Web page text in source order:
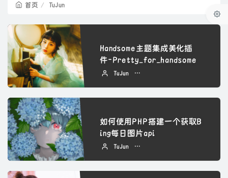
首页 TuJun
Handsome主题集成美化插
件-Pretty_for_handsome
TuJun
如何使用PHP搭建一个获取B
ing每日图片api
TuJun